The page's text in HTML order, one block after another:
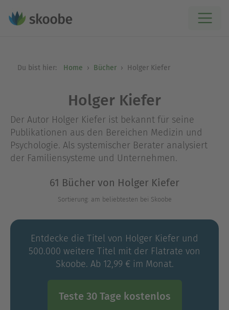
Du bist hier: Home Bücher Holger Kiefer
Holger Kiefer
Der Autor Holger Kiefer ist bekannt für seine
Publikationen aus den Bereichen Medizin und
Psychologie. Als systemischer Berater analysiert
der Familiensysteme und Unternehmen.
61 Bücher von Holger Kiefer
Sortierung: am beliebtesten bei Skoobe
Entdecke die Titel von Holger Kiefer und
500.000 weitere Titel mit der Flatrate von
Skoobe. Ab 12,99 € im Monat.
Teste 30 Tage kostenlos